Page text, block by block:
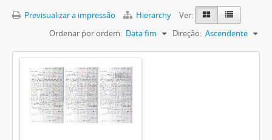
Previsualizar a impressão Hierarchy
Ver:
Ordenar por ordem: Data fim Direção: Ascendente